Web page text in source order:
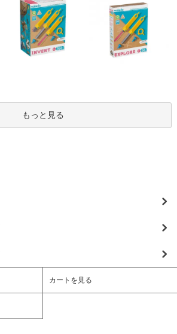
もっと見る
カートを見る